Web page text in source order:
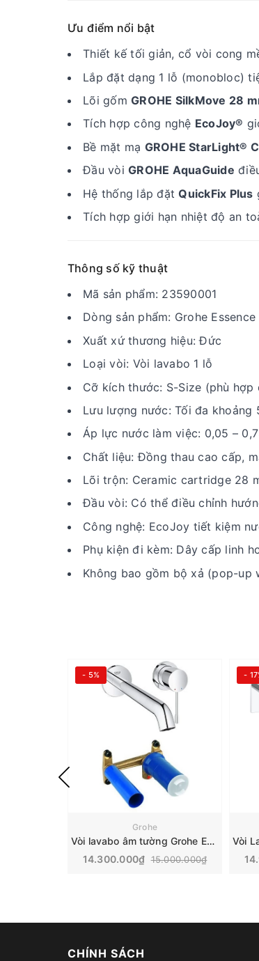
Ưu điểm nổi bật
Thiết kế tối giản, cổ vòi cong
Lắp đặt dạng 1 lỗ (monobloc)
Lõi gốm GROHE SilkMove 28
Tích hợp công nghệ EcoJoy®
Bề mặt mạ GROHE StarLight®
Đầu vòi GROHE AquaGuide
Hệ thống lắp đặtQuickFix Plus
Tích hợp giới hạn nhiệt độ an
Thông số kỹ thuật
Mã sản phẩm: 23590001
Dòng sản phẩm: Grohe
Xuất xứ thương hiệu: Đức
Loại vòi: Vòi lavabo 1 lỗ
Cỡ kích thước: S-Size (phù
Lưu lượng nước: Tối đa khoảng
Áp lực nước làm việc: 0,05 –
Chất liệu: Đồng thau cao cấp,
Lõi trộn: Ceramic cartridge 28
Đầu vòi: Có thể điều chỉnh
Công nghệ: EcoJoy tiết kiệm
Phụ kiện đi kèm: Dây cấp linh
Không bao gồm bộ xả (pop-up
- 5%
Grohe
Vòi lavabo âm tường Grohe Essence | 19967001+ 23571000
14.300.000₫ 15.000.000₫
-
CHÍNH SÁCH